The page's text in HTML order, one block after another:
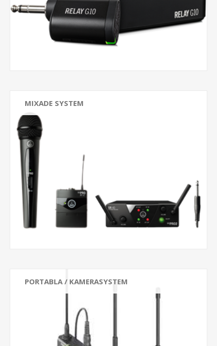
MIXADE SYSTEM
PORTABLA / KAMERASYSTEM